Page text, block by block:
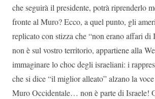
che seguirà il presidente, potrà riprenderlo
fronte al Muro? Ecco, a quel punto, gli
replicato con stizza che “non erano affari di
non è sul vostro territorio, appartiene alla
immaginare lo choc degli israeliani: i
che si dice “il miglior alleato” alzano la
Muro Occidentale… non è parte di Israele!